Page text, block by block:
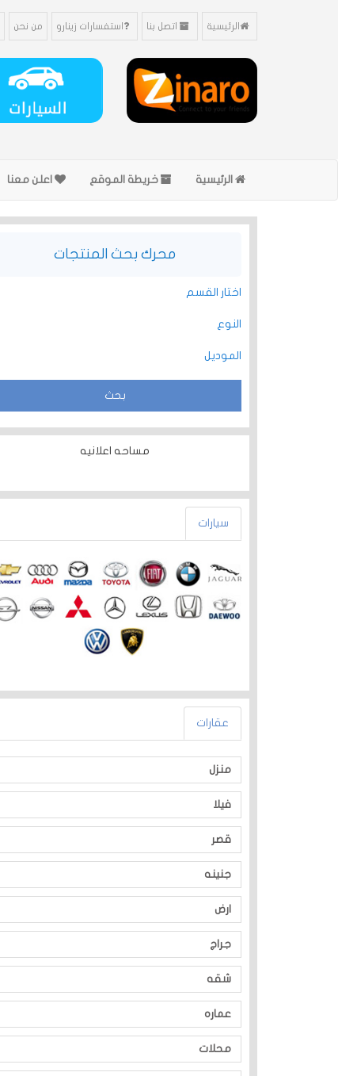
الرئيسية اتصل بنا استفسارات زينارو من نحن
الرئيسية خريطة الموقع اعلن معنا
محرك بحث المنتجات
اختار القسم
النوع
الموديل
مساحه اعلانيه
سيارات
عقارات
منزل
فيلا
قصر
جنينه
ارض
جراج
شقه
عماره
محلات